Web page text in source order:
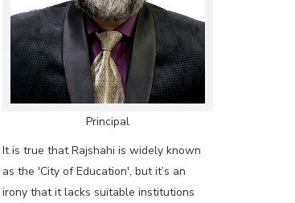
Principal
It is true that Rajshahi is widely known
as the 'City of Education', but it’s an
irony that it lacks suitable institutions